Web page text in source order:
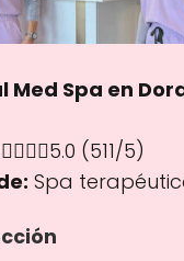
Med Spa en
5.0 out of 5.0
5.0 (511/5)
Spa